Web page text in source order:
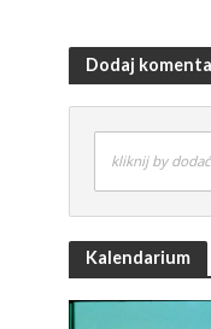
Dodaj
kliknij by
Kalendarium